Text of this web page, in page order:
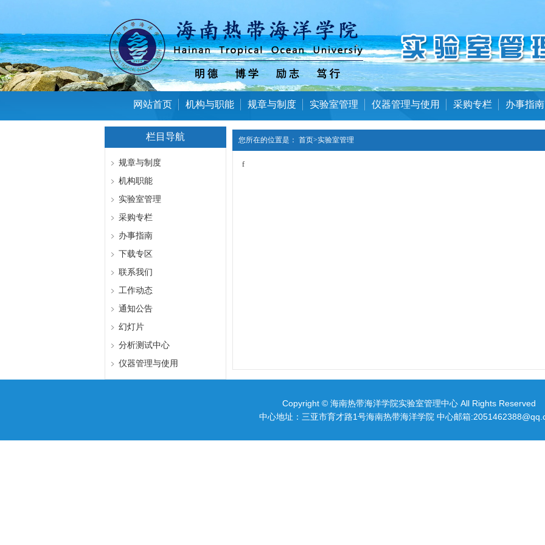
网站首页 机构与职能 规章与制度 实验室管理 仪器管理与使用 采购专栏 办事指南
栏目导航
规章与制度
机构职能
实验室管理
采购专栏
办事指南
下载专区
联系我们
工作动态
通知公告
幻灯片
分析测试中心
仪器管理与使用
您所在的位置是： 首页>实验室管理
f
Copyright © 海南热带海洋学院实验室管理中心 All Rights Reserved
中心地址：三亚市育才路1号海南热带海洋学院 中心邮箱